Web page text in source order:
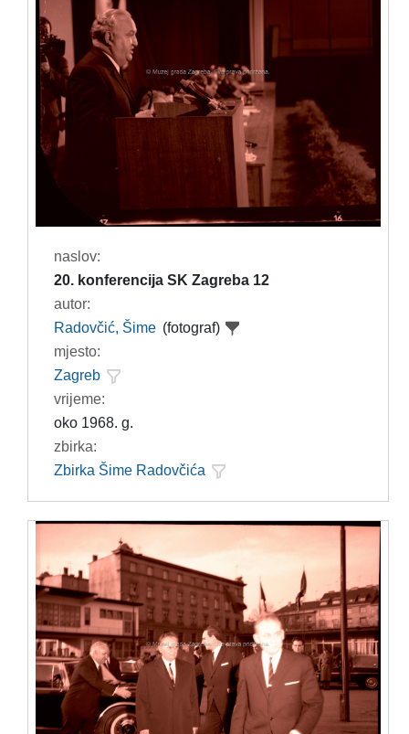
naslov:
20. konferencija SK Zagreba 12
autor:
Radovčić, Šime (fotograf)
mjesto:
Zagreb
vrijeme:
oko 1968. g.
zbirka:
Zbirka Šime Radovčića